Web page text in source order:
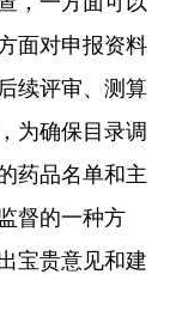
面对申报资料
续评审、测算
为确保目录调
药品名单和主
督的一种方
宝贵意见和建